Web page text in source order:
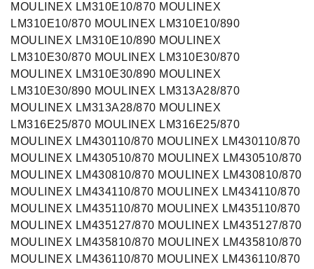
MOULINEX LM310E10/870 MOULINEX
LM310E10/870 MOULINEX LM310E10/890
MOULINEX LM310E10/890 MOULINEX
LM310E30/870 MOULINEX LM310E30/870
MOULINEX LM310E30/890 MOULINEX
LM310E30/890 MOULINEX LM313A28/870
MOULINEX LM313A28/870 MOULINEX
LM316E25/870 MOULINEX LM316E25/870
MOULINEX LM430110/870 MOULINEX LM430110/870
MOULINEX LM430510/870 MOULINEX LM430510/870
MOULINEX LM430810/870 MOULINEX LM430810/870
MOULINEX LM434110/870 MOULINEX LM434110/870
MOULINEX LM435110/870 MOULINEX LM435110/870
MOULINEX LM435127/870 MOULINEX LM435127/870
MOULINEX LM435810/870 MOULINEX LM435810/870
MOULINEX LM436110/870 MOULINEX LM436110/870